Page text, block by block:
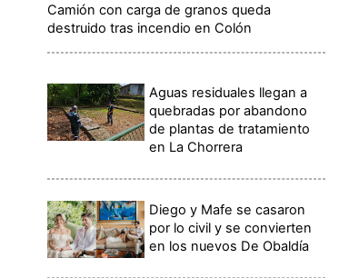
Camión con carga de granos queda
destruido tras incendio en Colón
Aguas residuales llegan a
quebradas por abandono
de plantas de tratamiento
en La Chorrera
Diego y Mafe se casaron
por lo civil y se convierten
en los nuevos De Obaldía